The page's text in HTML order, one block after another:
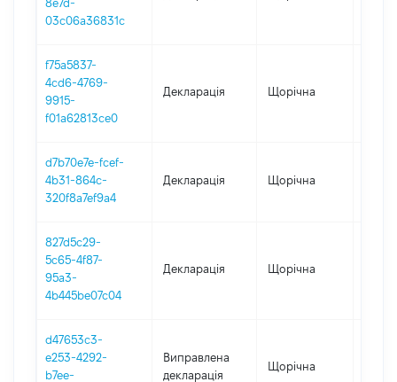
8e7d-
03c06a36831c
f75a5837-
4cd6-4769-
9915-
f01a62813ce0
Декларація Щорічна
d7b70e7e-fcef-
4b31-864c-
320f8a7ef9a4
Декларація Щорічна
827d5c29-
5c65-4f87-
95a3-
4b445be07c04
Декларація Щорічна
d47653c3-
e253-4292-
b7ee-
Виправлена
декларація
Щорічна